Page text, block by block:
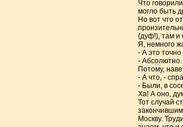
Что
могло быть
Но вот что
(дуф!), там и
Я, немного
- А это
- Абсолютно.
Потому,
- А что, -
- Были, в
Ха! А оно,
Тот случай
Москву.